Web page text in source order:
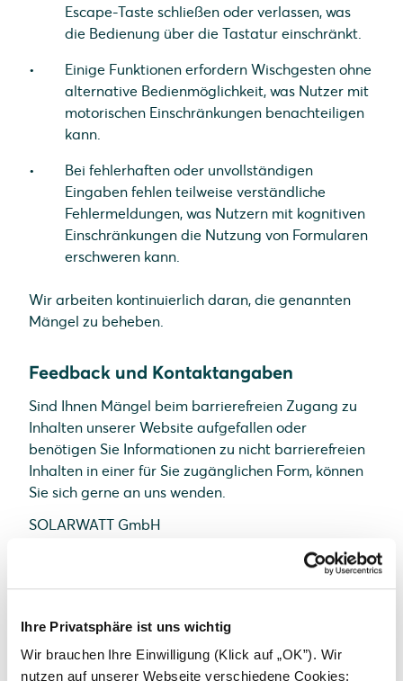
Ihre Privatsphäre ist uns wichtig
Wir brauchen Ihre Einwilligung (Klick auf „OK”). Wir
nutzen auf unserer Webseite verschiedene Cookies:
Escape-Taste schließen oder verlassen, was
die Bedienung über die Tastatur einschränkt.
Einige Funktionen erfordern Wischgesten ohne
alternative Bedienmöglichkeit, was Nutzer mit
motorischen Einschränkungen benachteiligen
kann.
Bei fehlerhaften oder unvollständigen
Eingaben fehlen teilweise verständliche
Fehlermeldungen, was Nutzern mit kognitiven
Einschränkungen die Nutzung von Formularen
erschweren kann.
Wir arbeiten kontinuierlich daran, die genannten
Mängel zu beheben.
Feedback und Kontaktangaben
Sind Ihnen Mängel beim barrierefreien Zugang zu
Inhalten unserer Website aufgefallen oder
benötigen Sie Informationen zu nicht barrierefreien
Inhalten in einer für Sie zugänglichen Form, können
Sie sich gerne an uns wenden.
SOLARWATT GmbH
01109 Dresden
E-Mail:info@solarwatt.com
Telefon:+49-351-8895-0